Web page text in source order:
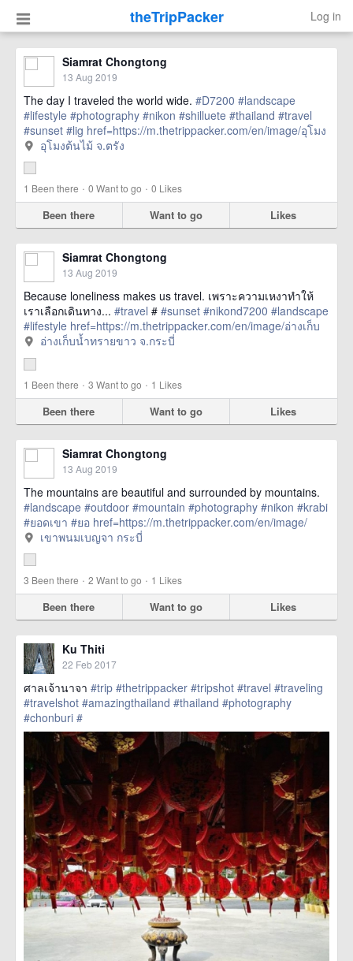
theTripPacker Log in
Siamrat Chongtong
13 Aug 2019
The day I traveled the world wide. #D7200 #landscape
#lifestyle #photography #nikon #shilluete #thailand #travel
#sunset #lig href=https://m.thetrippacker.com/en/image/อุโมง
ต้นไม้จตรัง/214968> more
อุโมงต้นไม้ จ.ตรัง
1 Been there · 0 Want to go · 0 Likes
Been there Want to go Likes
Siamrat Chongtong
13 Aug 2019
Because loneliness makes us travel. เพราะความเหงาทำให้
เราเลือกเดินทาง... #travel # #sunset #nikond7200 #landscape
#lifestyle href=https://m.thetrippacker.com/en/image/อ่างเก็บ
น้ำทรายขาวจกระบี่/214967> more
อ่างเก็บน้ำทรายขาว จ.กระบี่
1 Been there · 3 Want to go · 1 Likes
Been there Want to go Likes
Siamrat Chongtong
13 Aug 2019
The mountains are beautiful and surrounded by mountains.
#landscape #outdoor #mountain #photography #nikon #krabi
#ยอดเขา #ยอ href=https://m.thetrippacker.com/en/image/
เขาพนมเบญจากระบี่/214965> more
เขาพนมเบญจา กระบี่
3 Been there · 2 Want to go · 1 Likes
Been there Want to go Likes
Ku Thiti
22 Feb 2017
ศาลเจ้านาจา #trip #thetrippacker #tripshot #travel #traveling
#travelshot #amazingthailand #thailand #photography
#chonburi #
href=https://m.thetrippacker.com/en/image/location/203722>